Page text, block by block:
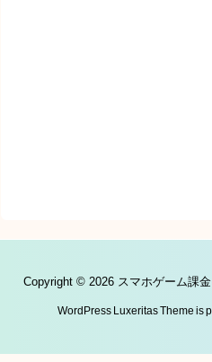
Copyright © 2026 スマホゲーム課
WordPress Luxeritas Theme is